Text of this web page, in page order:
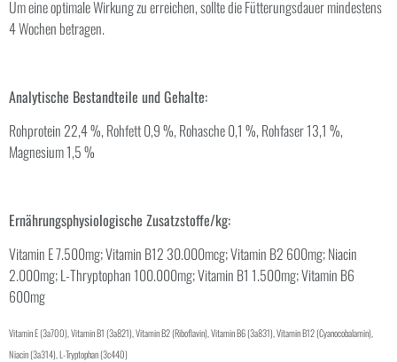
Um eine optimale Wirkung zu erreichen, sollte die Fütterungsdauer mindestens
4 Wochen betragen.
Analytische Bestandteile und Gehalte:
Rohprotein 22,4 %, Rohfett 0,9 %, Rohasche 0,1 %, Rohfaser 13,1 %,
Magnesium 1,5 %
Ernährungsphysiologische Zusatzstoffe/kg:
Vitamin E 7.500mg; Vitamin B12 30.000mcg; Vitamin B2 600mg; Niacin
2.000mg; L-Thryptophan 100.000mg; Vitamin B1 1.500mg; Vitamin B6
600mg
Vitamin E (3a700), Vitamin B1 (3a821), Vitamin B2 (Riboflavin), Vitamin B6 (3a831), Vitamin B12 (Cyanocobalamin),
Niacin (3a314), L-Tryptophan (3c440)